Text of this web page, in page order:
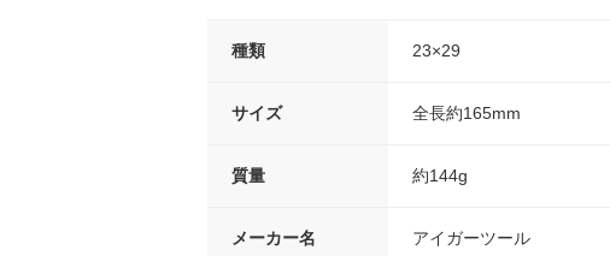
種類 23×29
サイズ 全長約165mm
質量 約144g
メーカー名 アイガーツール